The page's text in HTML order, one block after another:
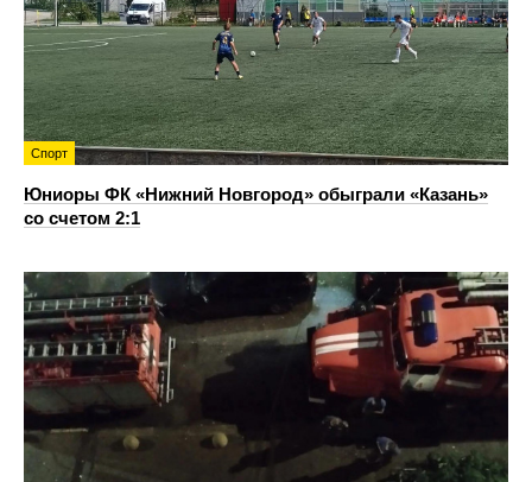
Спорт
Юниоры ФК «Нижний Новгород» обыграли «Казань»
со счетом 2:1